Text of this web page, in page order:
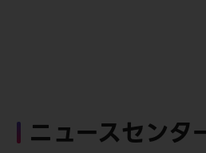
ニュースセンタ